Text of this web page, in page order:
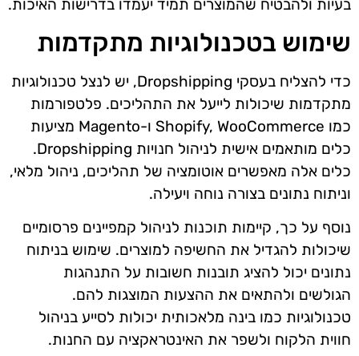
בעיות ולהבטיח שהמוצרים תמיד יעמדו בדרישות האיכות.
שימוש בטכנולוגיות מתקדמות
כדי להצליח בעסקי Dropshipping, יש לנצל טכנולוגיות
מתקדמות שיכולות לייעל את התהליכים. פלטפורמות
כמו Shopify, WooCommerce ו-Magento מציעות
כלים מותאמים אישית לניהול חנויות Dropshipping.
כלים אלה מאפשרים אוטומציה של תהליכים, ניהול מלאי,
וניתוח נתונים בצורה נוחה ויעילה.
נוסף על כך, קיימות תוכנות לניהול קמפיינים פרסומיים
שיכולות להגדיל את החשיפה למוצרים. שימוש בניתוח
נתונים יכול להציג תובנות חשובות על התנהגות
הגולשים ולהתאים את ההצעות המוצגות להם.
טכנולוגיות כמו בינה מלאכותית יכולות לסייע בניהול
חווית הלקוח ולשפר את האינטראקציה עם החנות.